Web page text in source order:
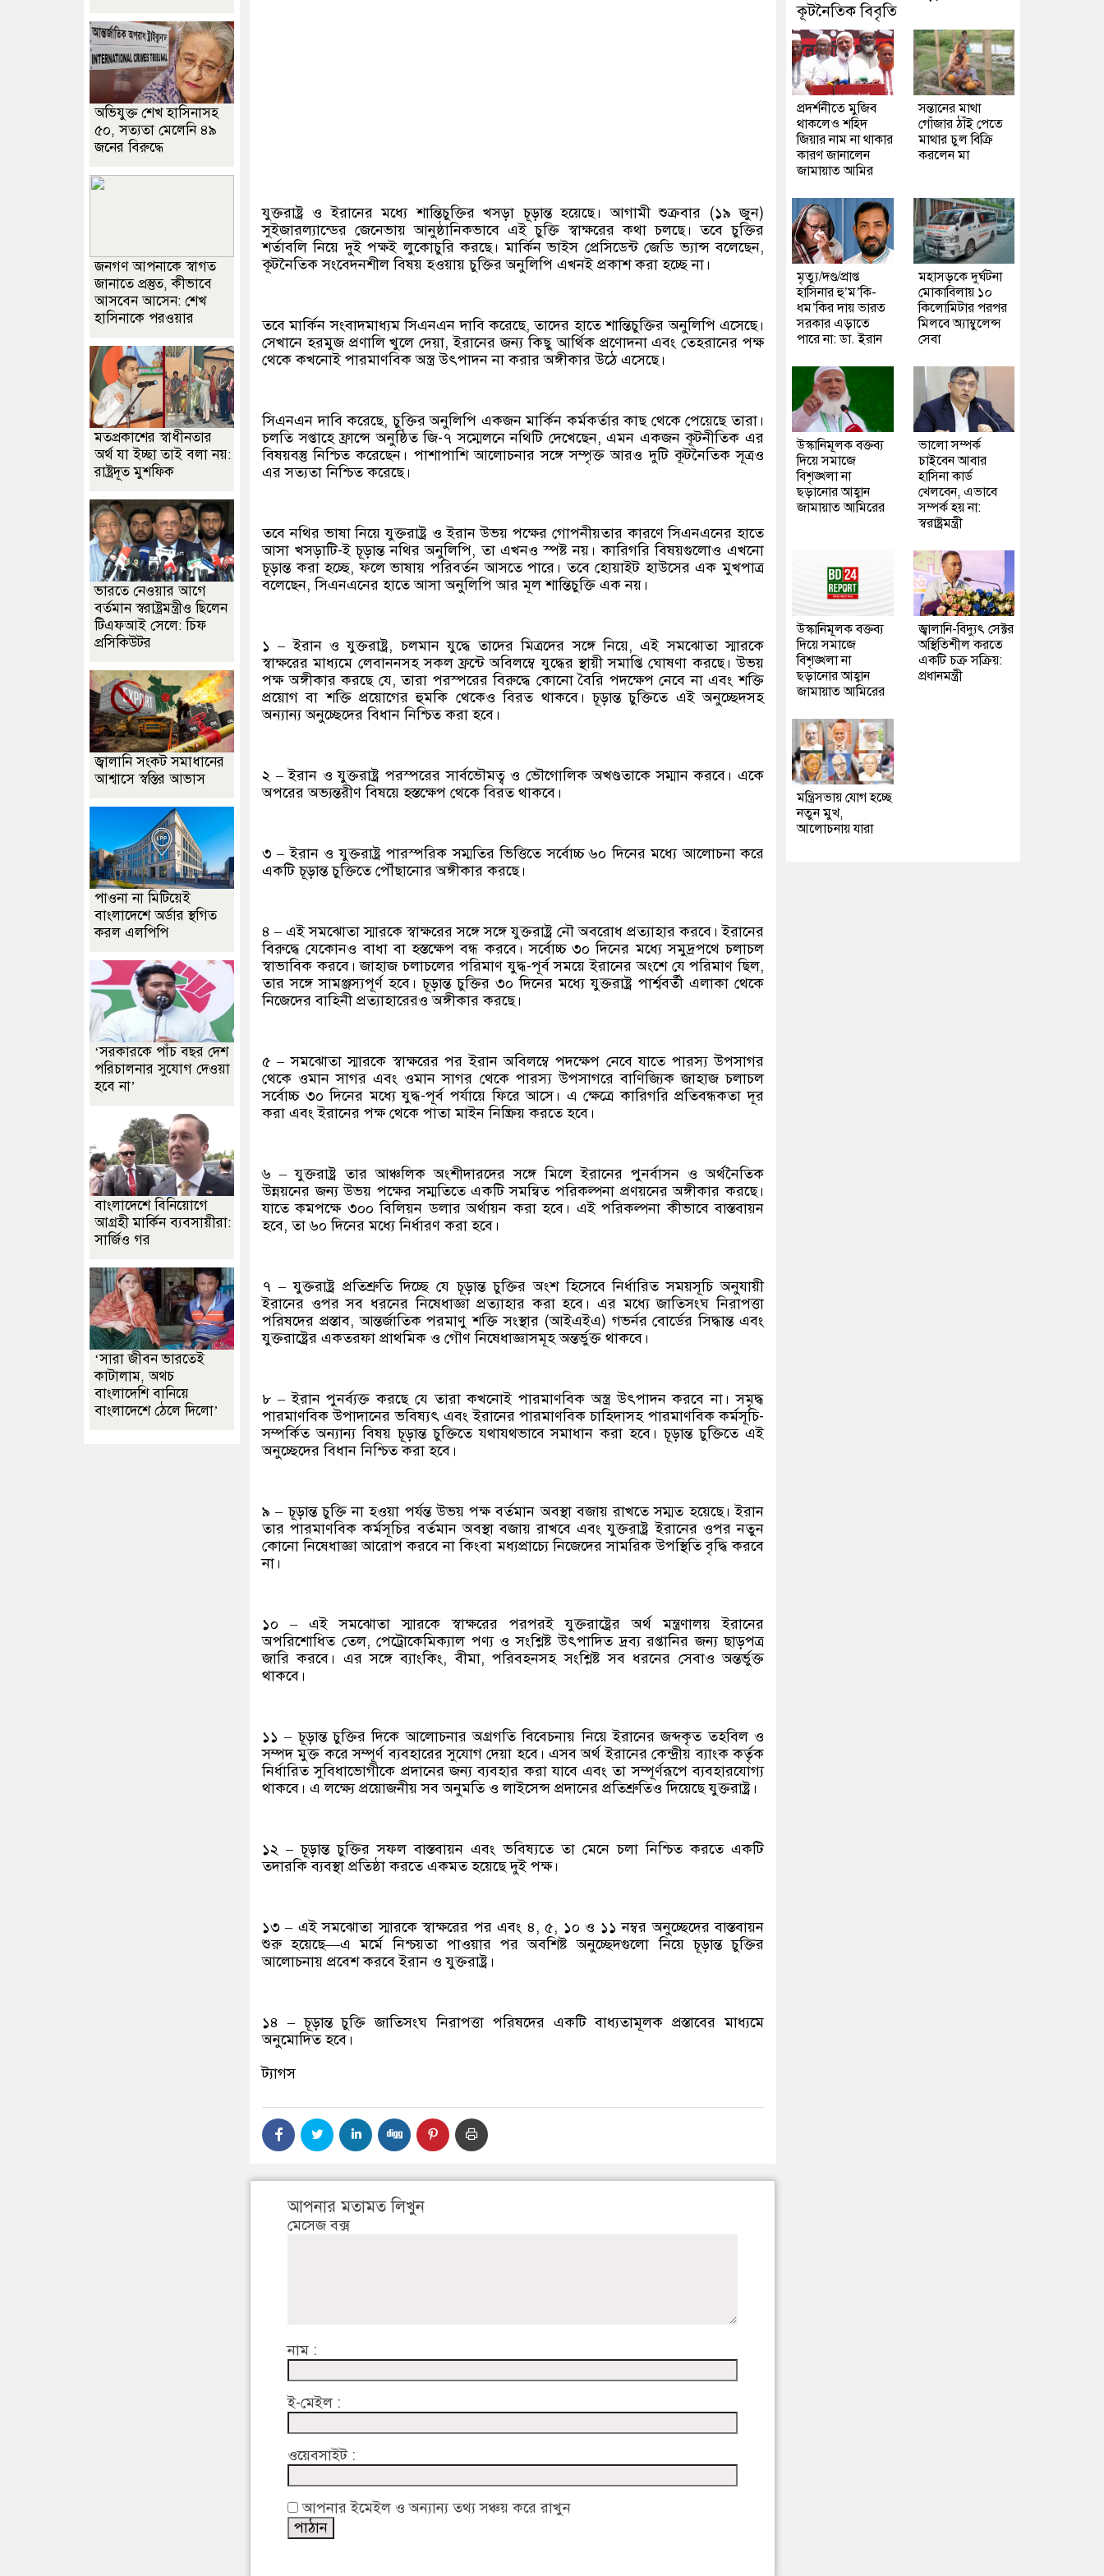
যুক্তরাষ্ট্র ও ইরানের মধ্যে শান্তিচুক্তির খসড়া চূড়ান্ত হয়েছে। আগামী শুক্রবার (১৯ জুন)
সুইজারল্যান্ডের জেনেভায় আনুষ্ঠানিকভাবে এই চুক্তি স্বাক্ষরের কথা চলছে। তবে চুক্তির
শর্তাবলি নিয়ে দুই পক্ষই লুকোচুরি করছে। মার্কিন ভাইস প্রেসিডেন্ট জেডি ভ্যান্স বলেছেন,
কূটনৈতিক সংবেদনশীল বিষয় হওয়ায় চুক্তির অনুলিপি এখনই প্রকাশ করা হচ্ছে না।
তবে মার্কিন সংবাদমাধ্যম সিএনএন দাবি করেছে, তাদের হাতে শান্তিচুক্তির অনুলিপি এসেছে।
সেখানে হরমুজ প্রণালি খুলে দেয়া, ইরানের জন্য কিছু আর্থিক প্রণোদনা এবং তেহরানের পক্ষ
থেকে কখনোই পারমাণবিক অস্ত্র উৎপাদন না করার অঙ্গীকার উঠে এসেছে।
সিএনএন দাবি করেছে, চুক্তির অনুলিপি একজন মার্কিন কর্মকর্তার কাছ থেকে পেয়েছে তারা।
চলতি সপ্তাহে ফ্রান্সে অনুষ্ঠিত জি-৭ সম্মেলনে নথিটি দেখেছেন, এমন একজন কূটনীতিক এর
বিষয়বস্তু নিশ্চিত করেছেন। পাশাপাশি আলোচনার সঙ্গে সম্পৃক্ত আরও দুটি কূটনৈতিক সূত্রও
এর সত্যতা নিশ্চিত করেছে।
তবে নথির ভাষা নিয়ে যুক্তরাষ্ট্র ও ইরান উভয় পক্ষের গোপনীয়তার কারণে সিএনএনের হাতে
আসা খসড়াটি-ই চূড়ান্ত নথির অনুলিপি, তা এখনও স্পষ্ট নয়। কারিগরি বিষয়গুলোও এখনো
চূড়ান্ত করা হচ্ছে, ফলে ভাষায় পরিবর্তন আসতে পারে। তবে হোয়াইট হাউসের এক মুখপাত্র
বলেছেন, সিএনএনের হাতে আসা অনুলিপি আর মূল শান্তিচুক্তি এক নয়।
১ – ইরান ও যুক্তরাষ্ট্র, চলমান যুদ্ধে তাদের মিত্রদের সঙ্গে নিয়ে, এই সমঝোতা স্মারকে
স্বাক্ষরের মাধ্যমে লেবাননসহ সকল ফ্রন্টে অবিলম্বে যুদ্ধের স্থায়ী সমাপ্তি ঘোষণা করছে। উভয়
পক্ষ অঙ্গীকার করছে যে, তারা পরস্পরের বিরুদ্ধে কোনো বৈরি পদক্ষেপ নেবে না এবং শক্তি
প্রয়োগ বা শক্তি প্রয়োগের হুমকি থেকেও বিরত থাকবে। চূড়ান্ত চুক্তিতে এই অনুচ্ছেদসহ
অন্যান্য অনুচ্ছেদের বিধান নিশ্চিত করা হবে।
২ – ইরান ও যুক্তরাষ্ট্র পরস্পরের সার্বভৌমত্ব ও ভৌগোলিক অখণ্ডতাকে সম্মান করবে। একে
অপরের অভ্যন্তরীণ বিষয়ে হস্তক্ষেপ থেকে বিরত থাকবে।
৩ – ইরান ও যুক্তরাষ্ট্র পারস্পরিক সম্মতির ভিত্তিতে সর্বোচ্চ ৬০ দিনের মধ্যে আলোচনা করে
একটি চূড়ান্ত চুক্তিতে পৌঁছানোর অঙ্গীকার করছে।
৪ – এই সমঝোতা স্মারকে স্বাক্ষরের সঙ্গে সঙ্গে যুক্তরাষ্ট্র নৌ অবরোধ প্রত্যাহার করবে। ইরানের
বিরুদ্ধে যেকোনও বাধা বা হস্তক্ষেপ বন্ধ করবে। সর্বোচ্চ ৩০ দিনের মধ্যে সমুদ্রপথে চলাচল
স্বাভাবিক করবে। জাহাজ চলাচলের পরিমাণ যুদ্ধ-পূর্ব সময়ে ইরানের অংশে যে পরিমাণ ছিল,
তার সঙ্গে সামঞ্জস্যপূর্ণ হবে। চূড়ান্ত চুক্তির ৩০ দিনের মধ্যে যুক্তরাষ্ট্র পার্শ্ববর্তী এলাকা থেকে
নিজেদের বাহিনী প্রত্যাহারেরও অঙ্গীকার করছে।
৫ – সমঝোতা স্মারকে স্বাক্ষরের পর ইরান অবিলম্বে পদক্ষেপ নেবে যাতে পারস্য উপসাগর
থেকে ওমান সাগর এবং ওমান সাগর থেকে পারস্য উপসাগরে বাণিজ্যিক জাহাজ চলাচল
সর্বোচ্চ ৩০ দিনের মধ্যে যুদ্ধ-পূর্ব পর্যায়ে ফিরে আসে। এ ক্ষেত্রে কারিগরি প্রতিবন্ধকতা দূর
করা এবং ইরানের পক্ষ থেকে পাতা মাইন নিষ্ক্রিয় করতে হবে।
৬ – যুক্তরাষ্ট্র তার আঞ্চলিক অংশীদারদের সঙ্গে মিলে ইরানের পুনর্বাসন ও অর্থনৈতিক
উন্নয়নের জন্য উভয় পক্ষের সম্মতিতে একটি সমন্বিত পরিকল্পনা প্রণয়নের অঙ্গীকার করছে।
যাতে কমপক্ষে ৩০০ বিলিয়ন ডলার অর্থায়ন করা হবে। এই পরিকল্পনা কীভাবে বাস্তবায়ন
হবে, তা ৬০ দিনের মধ্যে নির্ধারণ করা হবে।
৭ – যুক্তরাষ্ট্র প্রতিশ্রুতি দিচ্ছে যে চূড়ান্ত চুক্তির অংশ হিসেবে নির্ধারিত সময়সূচি অনুযায়ী
ইরানের ওপর সব ধরনের নিষেধাজ্ঞা প্রত্যাহার করা হবে। এর মধ্যে জাতিসংঘ নিরাপত্তা
পরিষদের প্রস্তাব, আন্তর্জাতিক পরমাণু শক্তি সংস্থার (আইএইএ) গভর্নর বোর্ডের সিদ্ধান্ত এবং
যুক্তরাষ্ট্রের একতরফা প্রাথমিক ও গৌণ নিষেধাজ্ঞাসমূহ অন্তর্ভুক্ত থাকবে।
৮ – ইরান পুনর্ব্যক্ত করছে যে তারা কখনোই পারমাণবিক অস্ত্র উৎপাদন করবে না। সমৃদ্ধ
পারমাণবিক উপাদানের ভবিষ্যৎ এবং ইরানের পারমাণবিক চাহিদাসহ পারমাণবিক কর্মসূচি-
সম্পর্কিত অন্যান্য বিষয় চূড়ান্ত চুক্তিতে যথাযথভাবে সমাধান করা হবে। চূড়ান্ত চুক্তিতে এই
অনুচ্ছেদের বিধান নিশ্চিত করা হবে।
৯ – চূড়ান্ত চুক্তি না হওয়া পর্যন্ত উভয় পক্ষ বর্তমান অবস্থা বজায় রাখতে সম্মত হয়েছে। ইরান
তার পারমাণবিক কর্মসূচির বর্তমান অবস্থা বজায় রাখবে এবং যুক্তরাষ্ট্র ইরানের ওপর নতুন
কোনো নিষেধাজ্ঞা আরোপ করবে না কিংবা মধ্যপ্রাচ্যে নিজেদের সামরিক উপস্থিতি বৃদ্ধি করবে
না।
১০ – এই সমঝোতা স্মারকে স্বাক্ষরের পরপরই যুক্তরাষ্ট্রের অর্থ মন্ত্রণালয় ইরানের
অপরিশোধিত তেল, পেট্রোকেমিক্যাল পণ্য ও সংশ্লিষ্ট উৎপাদিত দ্রব্য রপ্তানির জন্য ছাড়পত্র
জারি করবে। এর সঙ্গে ব্যাংকিং, বীমা, পরিবহনসহ সংশ্লিষ্ট সব ধরনের সেবাও অন্তর্ভুক্ত
থাকবে।
১১ – চূড়ান্ত চুক্তির দিকে আলোচনার অগ্রগতি বিবেচনায় নিয়ে ইরানের জব্দকৃত তহবিল ও
সম্পদ মুক্ত করে সম্পূর্ণ ব্যবহারের সুযোগ দেয়া হবে। এসব অর্থ ইরানের কেন্দ্রীয় ব্যাংক কর্তৃক
নির্ধারিত সুবিধাভোগীকে প্রদানের জন্য ব্যবহার করা যাবে এবং তা সম্পূর্ণরূপে ব্যবহারযোগ্য
থাকবে। এ লক্ষ্যে প্রয়োজনীয় সব অনুমতি ও লাইসেন্স প্রদানের প্রতিশ্রুতিও দিয়েছে যুক্তরাষ্ট্র।
১২ – চূড়ান্ত চুক্তির সফল বাস্তবায়ন এবং ভবিষ্যতে তা মেনে চলা নিশ্চিত করতে একটি
তদারকি ব্যবস্থা প্রতিষ্ঠা করতে একমত হয়েছে দুই পক্ষ।
১৩ – এই সমঝোতা স্মারকে স্বাক্ষরের পর এবং ৪, ৫, ১০ ও ১১ নম্বর অনুচ্ছেদের বাস্তবায়ন
শুরু হয়েছে—এ মর্মে নিশ্চয়তা পাওয়ার পর অবশিষ্ট অনুচ্ছেদগুলো নিয়ে চূড়ান্ত চুক্তির
আলোচনায় প্রবেশ করবে ইরান ও যুক্তরাষ্ট্র।
১৪ – চূড়ান্ত চুক্তি জাতিসংঘ নিরাপত্তা পরিষদের একটি বাধ্যতামূলক প্রস্তাবের মাধ্যমে
অনুমোদিত হবে।
ট্যাগস
আপনার মতামত লিখুন
মেসেজ বক্স
নাম :
ই-মেইল :
ওয়েবসাইট :
আপনার ইমেইল ও অন্যান্য তথ্য সঞ্চয় করে রাখুন
অভিযুক্ত শেখ হাসিনাসহ
৫০, সত্যতা মেলেনি ৪৯
জনের বিরুদ্ধে
জনগণ আপনাকে স্বাগত
জানাতে প্রস্তুত, কীভাবে
আসবেন আসেন: শেখ
হাসিনাকে পরওয়ার
মতপ্রকাশের স্বাধীনতার
অর্থ যা ইচ্ছা তাই বলা নয়:
রাষ্ট্রদূত মুশফিক
ভারতে নেওয়ার আগে
বর্তমান স্বরাষ্ট্রমন্ত্রীও ছিলেন
টিএফআই সেলে: চিফ
প্রসিকিউটর
জ্বালানি সংকট সমাধানের
আশ্বাসে স্বস্তির আভাস
পাওনা না মিটিয়েই
বাংলাদেশে অর্ডার স্থগিত
করল এলপিপি
‘সরকারকে পাঁচ বছর দেশ
পরিচালনার সুযোগ দেওয়া
হবে না’
বাংলাদেশে বিনিয়োগে
আগ্রহী মার্কিন ব্যবসায়ীরা:
সার্জিও গর
‘সারা জীবন ভারতেই
কাটালাম, অথচ
বাংলাদেশি বানিয়ে
বাংলাদেশে ঠেলে দিলো’
কূটনৈতিক বিবৃতি
প্রদর্শনীতে মুজিব
থাকলেও শহিদ
জিয়ার নাম না থাকার
কারণ জানালেন
জামায়াত আমির
সন্তানের মাথা
গোঁজার ঠাঁই পেতে
মাথার চুল বিক্রি
করলেন মা
মৃত্যু/দণ্ড/প্রাপ্ত
হাসিনার হু’ম’কি-
ধম’কির দায় ভারত
সরকার এড়াতে
পারে না: ডা. ইরান
মহাসড়কে দুর্ঘটনা
মোকাবিলায় ১০
কিলোমিটার পরপর
মিলবে অ্যাম্বুলেন্স
সেবা
উস্কানিমূলক বক্তব্য
দিয়ে সমাজে
বিশৃঙ্খলা না
ছড়ানোর আহ্বান
জামায়াত আমিরের
ভালো সম্পর্ক
চাইবেন আবার
হাসিনা কার্ড
খেলবেন, এভাবে
সম্পর্ক হয় না:
স্বরাষ্ট্রমন্ত্রী
উস্কানিমূলক বক্তব্য
দিয়ে সমাজে
বিশৃঙ্খলা না
ছড়ানোর আহ্বান
জামায়াত আমিরের
জ্বালানি-বিদ্যুৎ সেক্টর
অস্থিতিশীল করতে
একটি চক্র সক্রিয়:
প্রধানমন্ত্রী
মন্ত্রিসভায় যোগ হচ্ছে
নতুন মুখ,
আলোচনায় যারা